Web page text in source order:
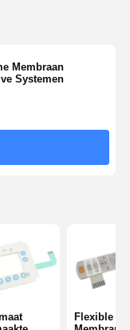
Membraan
Systemen
Flexible